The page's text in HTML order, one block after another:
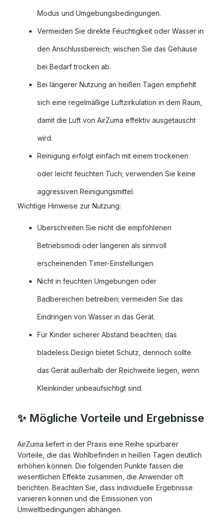
Modus und Umgebungsbedingungen.
Vermeiden Sie direkte Feuchtigkeit oder Wasser in
den Anschlussbereich; wischen Sie das Gehäuse
bei Bedarf trocken ab.
Bei längerer Nutzung an heißen Tagen empfiehlt
sich eine regelmäßige Luftzirkulation in dem Raum,
damit die Luft von AirZuma effektiv ausgetauscht
wird.
Reinigung erfolgt einfach mit einem trockenen
oder leicht feuchten Tuch; verwenden Sie keine
aggressiven Reinigungsmittel.
Wichtige Hinweise zur Nutzung:
Überschreiten Sie nicht die empfohlenen
Betriebsmodi oder längeren als sinnvoll
erscheinenden Timer-Einstellungen.
Nicht in feuchten Umgebungen oder
Badbereichen betreiben; vermeiden Sie das
Eindringen von Wasser in das Gerät.
Für Kinder sicherer Abstand beachten; das
bladeless Design bietet Schutz, dennoch sollte
das Gerät außerhalb der Reichweite liegen, wenn
Kleinkinder unbeaufsichtigt sind.
✨ Mögliche Vorteile und Ergebnisse
AirZuma liefert in der Praxis eine Reihe spürbarer
Vorteile, die das Wohlbefinden in heißen Tagen deutlich
erhöhen können. Die folgenden Punkte fassen die
wesentlichen Effekte zusammen, die Anwender oft
berichten. Beachten Sie, dass individuelle Ergebnisse
variieren können und die Emissionen von
Umweltbedingungen abhängen.